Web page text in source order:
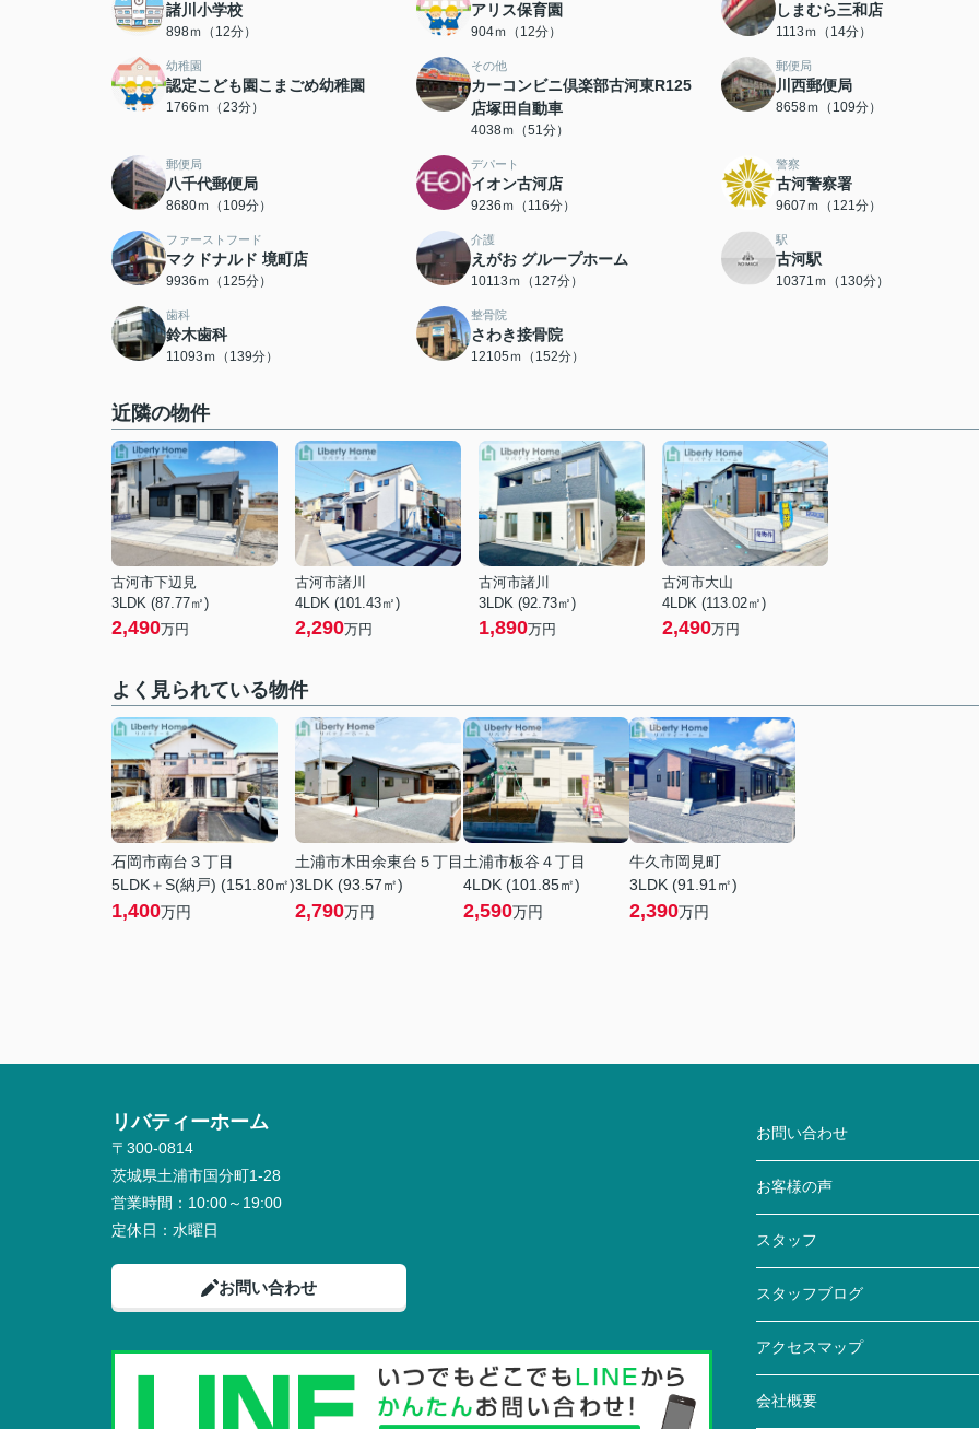
諸川小学校
898ｍ（12分）
アリス保育園
904ｍ（12分）
しまむら三和店
1113ｍ（14分）
幼稚園
認定こども園こまごめ幼稚園
1766ｍ（23分）
その他
カーコンビニ倶楽部古河東R125
店塚田自動車
4038ｍ（51分）
郵便局
川西郵便局
8658ｍ（109分）
郵便局
八千代郵便局
8680ｍ（109分）
デパート
イオン古河店
9236ｍ（116分）
警察
古河警察署
9607ｍ（121分）
ファーストフード
マクドナルド 境町店
9936ｍ（125分）
介護
えがお グループホーム
10113ｍ（127分）
駅
古河駅
10371ｍ（130分）
歯科
鈴木歯科
11093ｍ（139分）
整骨院
さわき接骨院
12105ｍ（152分）
近隣の物件
古河市下辺見
3LDK (87.77㎡)
2,490万円
古河市諸川
4LDK (101.43㎡)
2,290万円
古河市諸川
3LDK (92.73㎡)
1,890万円
古河市大山
4LDK (113.02㎡)
2,490万円
よく見られている物件
石岡市南台３丁目
5LDK＋S(納戸) (151.80㎡)
1,400万円
土浦市木田余東台５丁目
3LDK (93.57㎡)
2,790万円
土浦市板谷４丁目
4LDK (101.85㎡)
2,590万円
牛久市岡見町
3LDK (91.91㎡)
2,390万円
リバティーホーム
〒300-0814
茨城県土浦市国分町1-28
営業時間： 10:00～19:00
定休日： 水曜日
お問い合わせ
お問い合わせ
お客様の声
スタッフ
スタッフブログ
アクセスマップ
会社概要